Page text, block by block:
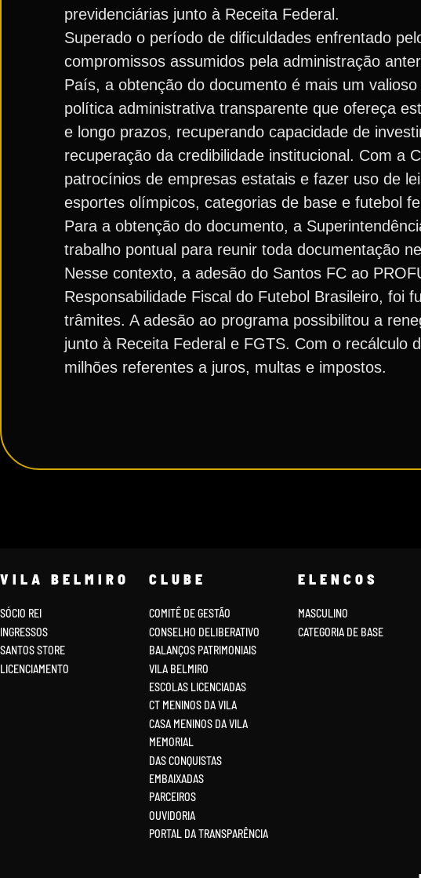
previdenciárias junto à Receita Federal.
Superado o período de dificuldades enfrentado
compromissos assumidos pela administração
País, a obtenção do documento é mais um
política administrativa transparente que ofereça
e longo prazos, recuperando capacidade de
recuperação da credibilidade institucional. Com a
patrocínios de empresas estatais e fazer uso de
esportes olímpicos, categorias de base e futebol
Para a obtenção do documento, a
trabalho pontual para reunir toda documentação
Nesse contexto, a adesão do Santos FC ao
Responsabilidade Fiscal do Futebol Brasileiro, foi
trâmites. A adesão ao programa possibilitou a
junto à Receita Federal e FGTS. Com o recálculo
milhões referentes a juros, multas e impostos.
VILA BELMIRO
SÓCIO REI
INGRESSOS
SANTOS STORE
LICENCIAMENTO
CLUBE
COMITÊ DE GESTÃO
CONSELHO DELIBERATIVO
BALANÇOS PATRIMONIAIS
VILA BELMIRO
ESCOLAS LICENCIADAS
CT MENINOS DA VILA
CASA MENINOS DA VILA
MEMORIAL
DAS CONQUISTAS
EMBAIXADAS
PARCEIROS
OUVIDORIA
PORTAL DA TRANSPARÊNCIA
ELENCOS
MASCULINO
CATEGORIA DE BASE